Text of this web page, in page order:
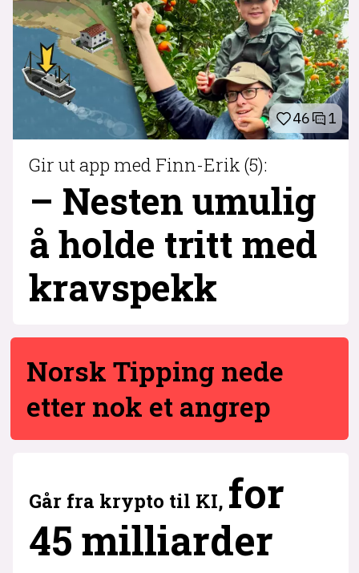
46 1
Gir ut app med Finn-Erik (5):
– Nesten umulig
å holde tritt med
krav­spekk
Norsk Tipping nede
etter nok et angrep
Går fra krypto til KI, for
45 milliarder